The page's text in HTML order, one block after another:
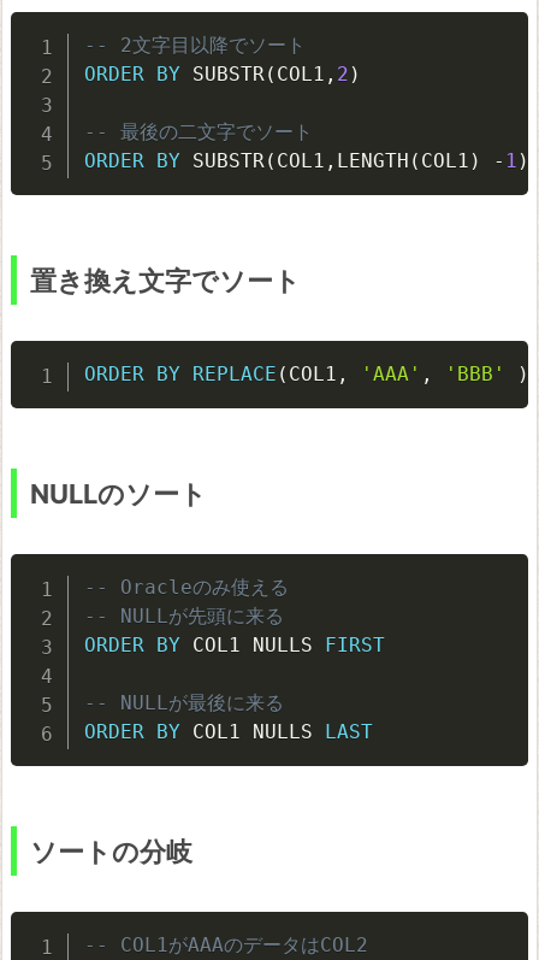
分
岐
性
能
に
つ
て
-- 2文字目以降でソート
ORDER
BY SUBSTR( COL1 , 2 )
-- 最後の二文字でソート
ORDER
BY SUBSTR( COL1 , LENGTH ( COL1 ) - 1 )
置き換え文字でソート
ORDER BY REPLACE ( COL1 , 'AAA' , 'BBB' )
NULLのソート
-- Oracleのみ使える
-- NULLが先頭に来る
ORDER
BY COL1 NULLS FIRST
-- NULLが最後に来る
ORDER
BY COL1 NULLS LAST
ソートの分岐
-- COL1がAAAのデータはCOL2